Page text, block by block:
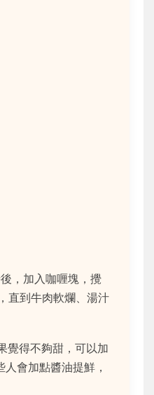
，加入咖喱塊，攪
直到牛肉軟爛、湯汁
覺得不夠甜，可以加
會加點醬油提鮮，